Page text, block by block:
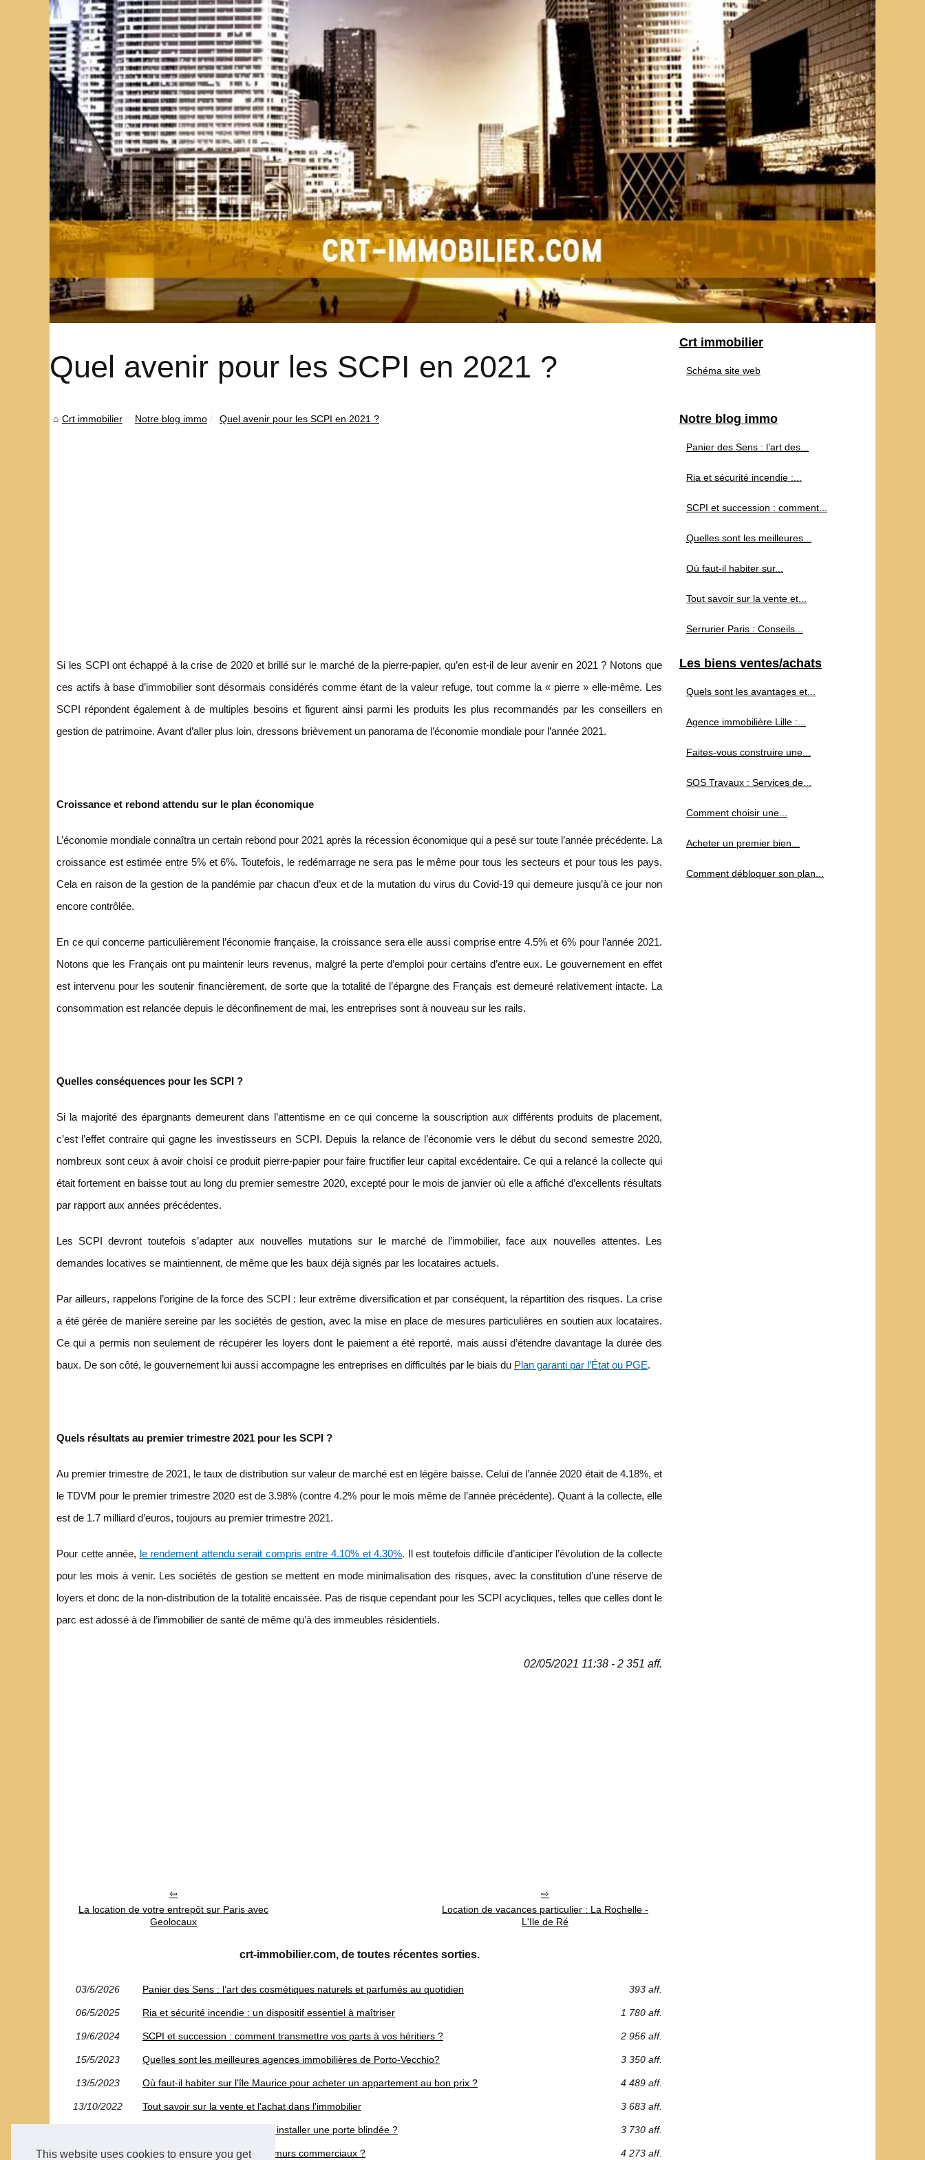
This website uses cookies to ensure you get
Quel avenir pour les SCPI en 2021 ?
Crt immobilier Notre blog immo Quel avenir pour les SCPI en 2021 ?
Si les SCPI ont échappé à la crise de 2020 et brillé sur le marché de la pierre-papier, qu’en est-il de leur avenir en 2021 ? Notons que
ces actifs à base d’immobilier sont désormais considérés comme étant de la valeur refuge, tout comme la « pierre » elle-même. Les
SCPI répondent également à de multiples besoins et figurent ainsi parmi les produits les plus recommandés par les conseillers en
gestion de patrimoine. Avant d’aller plus loin, dressons brièvement un panorama de l’économie mondiale pour l’année 2021.
Croissance et rebond attendu sur le plan économique
L’économie mondiale connaîtra un certain rebond pour 2021 après la récession économique qui a pesé sur toute l’année précédente. La
croissance est estimée entre 5% et 6%. Toutefois, le redémarrage ne sera pas le même pour tous les secteurs et pour tous les pays.
Cela en raison de la gestion de la pandémie par chacun d’eux et de la mutation du virus du Covid-19 qui demeure jusqu’à ce jour non
encore contrôlée.
En ce qui concerne particulièrement l’économie française, la croissance sera elle aussi comprise entre 4.5% et 6% pour l’année 2021.
Notons que les Français ont pu maintenir leurs revenus, malgré la perte d’emploi pour certains d’entre eux. Le gouvernement en effet
est intervenu pour les soutenir financièrement, de sorte que la totalité de l’épargne des Français est demeuré relativement intacte. La
consommation est relancée depuis le déconfinement de mai, les entreprises sont à nouveau sur les rails.
Quelles conséquences pour les SCPI ?
Si la majorité des épargnants demeurent dans l’attentisme en ce qui concerne la souscription aux différents produits de placement,
c’est l’effet contraire qui gagne les investisseurs en SCPI. Depuis la relance de l’économie vers le début du second semestre 2020,
nombreux sont ceux à avoir choisi ce produit pierre-papier pour faire fructifier leur capital excédentaire. Ce qui a relancé la collecte qui
était fortement en baisse tout au long du premier semestre 2020, excepté pour le mois de janvier où elle a affiché d’excellents résultats
par rapport aux années précédentes.
Les SCPI devront toutefois s’adapter aux nouvelles mutations sur le marché de l’immobilier, face aux nouvelles attentes. Les
demandes locatives se maintiennent, de même que les baux déjà signés par les locataires actuels.
Par ailleurs, rappelons l’origine de la force des SCPI : leur extrême diversification et par conséquent, la répartition des risques. La crise
a été gérée de manière sereine par les sociétés de gestion, avec la mise en place de mesures particulières en soutien aux locataires.
Ce qui a permis non seulement de récupérer les loyers dont le paiement a été reporté, mais aussi d’étendre davantage la durée des
baux. De son côté, le gouvernement lui aussi accompagne les entreprises en difficultés par le biais du Plan garanti par l’État ou PGE.
Quels résultats au premier trimestre 2021 pour les SCPI ?
Au premier trimestre de 2021, le taux de distribution sur valeur de marché est en légère baisse. Celui de l’année 2020 était de 4.18%, et
le TDVM pour le premier trimestre 2020 est de 3.98% (contre 4.2% pour le mois même de l’année précédente). Quant à la collecte, elle
est de 1.7 milliard d’euros, toujours au premier trimestre 2021.
Pour cette année, le rendement attendu serait compris entre 4.10% et 4.30%. Il est toutefois difficile d’anticiper l’évolution de la collecte
pour les mois à venir. Les sociétés de gestion se mettent en mode minimalisation des risques, avec la constitution d’une réserve de
loyers et donc de la non-distribution de la totalité encaissée. Pas de risque cependant pour les SCPI acycliques, telles que celles dont le
parc est adossé à de l’immobilier de santé de même qu’à des immeubles résidentiels.
02/05/2021 11:38 - 2 351 aff.
La location de votre entrepôt sur Paris avec
Geolocaux
Location de vacances particulier : La Rochelle -
L'Ile de Ré
crt-immobilier.com, de toutes récentes sorties.
03/5/2026 Panier des Sens : l’art des cosmétiques naturels et parfumés au quotidien 393 aff.
06/5/2025 Ria et sécurité incendie : un dispositif essentiel à maîtriser 1 780 aff.
19/6/2024 SCPI et succession : comment transmettre vos parts à vos héritiers ? 2 956 aff.
15/5/2023 Quelles sont les meilleures agences immobilières de Porto-Vecchio? 3 350 aff.
13/5/2023 Où faut-il habiter sur l'île Maurice pour acheter un appartement au bon prix ? 4 489 aff.
13/10/2022 Tout savoir sur la vente et l'achat dans l'immobilier 3 683 aff.
Serrurier Paris : Conseils pour installer une porte blindée ? 3 730 aff.
07/10/2022 Savez-vous estimer le prix de murs commerciaux ? 4 273 aff.
Crt immobilier
Schéma site web
Notre blog immo
Panier des Sens : l’art des...
Ria et sécurité incendie :...
SCPI et succession : comment...
Quelles sont les meilleures...
Où faut-il habiter sur...
Tout savoir sur la vente et...
Serrurier Paris : Conseils...
Les biens ventes/achats
Quels sont les avantages et...
Agence immobilière Lille :...
Faites-vous construire une...
SOS Travaux : Services de...
Comment choisir une...
Acheter un premier bien...
Comment débloquer son plan...